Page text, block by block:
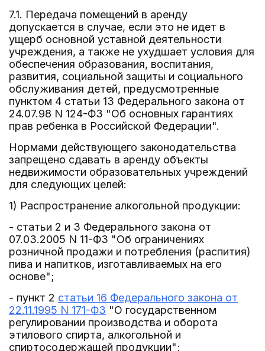
7.1. Передача помещений в аренду
допускается в случае, если это не идет в
ущерб основной уставной деятельности
учреждения, а также не ухудшает условия для
обеспечения образования, воспитания,
развития, социальной защиты и социального
обслуживания детей, предусмотренные
пунктом 4 статьи 13 Федерального закона от
24.07.98 N 124-ФЗ "Об основных гарантиях
прав ребенка в Российской Федерации".
Нормами действующего законодательства
запрещено сдавать в аренду объекты
недвижимости образовательных учреждений
для следующих целей:
1) Распространение алкогольной продукции:
- статьи 2 и 3 Федерального закона от
07.03.2005 N 11-ФЗ "Об ограничениях
розничной продажи и потребления (распития)
пива и напитков, изготавливаемых на его
основе";
- пункт 2 статьи 16 Федерального закона от
22.11.1995 N 171-ФЗ "О государственном
регулировании производства и оборота
этилового спирта, алкогольной и
спиртосодержащей продукции";